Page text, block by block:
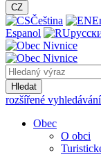
CZ
Čeština
Espanol
Hledat
rozšířené vyhledávání
Obec
O obci